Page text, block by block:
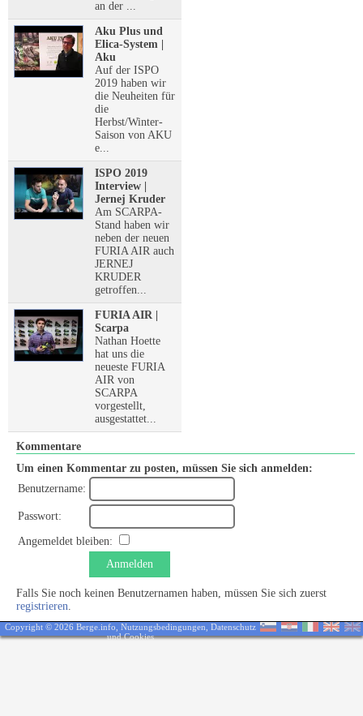
an der ...
Aku Plus und
Elica-System |
Aku
Auf der ISPO
2019 haben wir
die Neuheiten für
die
Herbst/Winter-
Saison von AKU
e...
ISPO 2019
Interview |
Jernej Kruder
Am SCARPA-
Stand haben wir
neben der neuen
FURIA AIR auch
JERNEJ
KRUDER
getroffen...
FURIA AIR |
Scarpa
Nathan Hoette
hat uns die
neueste FURIA
AIR von
SCARPA
vorgestellt,
ausgestattet...
Kommentare
Um einen Kommentar zu posten, müssen Sie sich anmelden:
Benutzername:
Passwort:
Angemeldet bleiben:
Anmelden
Falls Sie noch keinen Benutzernamen haben, müssen Sie sich zuerst
registrieren.
Copyright © 2026 Berge.info, Nutzungsbedingungen Datenschutz
und Cookies